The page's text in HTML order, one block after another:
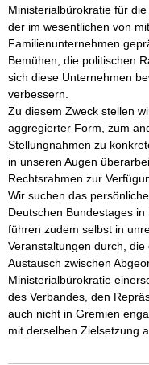
Ministerialbürokratie für
der im wesentlichen von
Familienunternehmen
Bemühen, die politischen
sich diese Unternehmen
verbessern.
Zu diesem Zweck stellen
aggregierter Form, zum
Stellungnahmen zu
in unseren Augen
Rechtsrahmen zur
Wir suchen das
Deutschen Bundestages
führen zudem selbst in
Veranstaltungen durch,
Austausch zwischen
Ministerialbürokratie
des Verbandes, den
auch nicht in Gremien
mit derselben Zielsetzung